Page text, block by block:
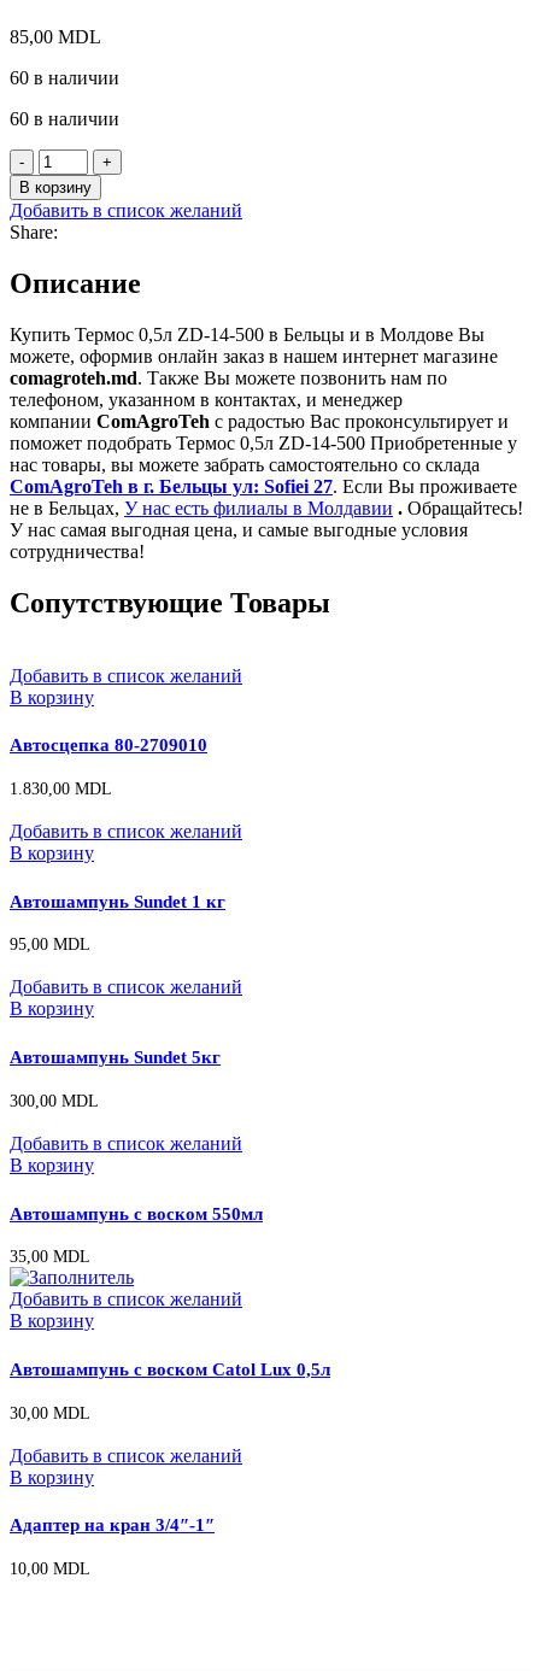
85,00 MDL
60 в наличии
60 в наличии
Количество
товара
Термос
0,5л
ZD-
500
В корзину
Добавить в список желаний
Share:
Описание
Купить Термос 0,5л ZD-14-500 в Бельцы и в Молдове Вы
можете, оформив онлайн заказ в нашем интернет магазине
comagroteh.md. Также Вы можете позвонить нам по
телефоном, указанном в контактах, и менеджер
компании ComAgroTeh с радостью Вас проконсультирует и
поможет подобрать Термос 0,5л ZD-14-500 Приобретенные у
нас товары, вы можете забрать самостоятельно со склада
ComAgroTeh в г. Бельцы ул: Sofiei 27. Если Вы проживаете
не в Бельцах, У нас есть филиалы в Молдавии . Обращайтесь!
У нас самая выгодная цена, и самые выгодные условия
сотрудничества!
Сопутствующие Товары
Добавить в список желаний
В корзину
Автосцепка 80-2709010
1.830,00 MDL
Добавить в список желаний
В корзину
Автошампунь Sundet 1 кг
95,00 MDL
Добавить в список желаний
В корзину
Автошампунь Sundet 5кг
300,00 MDL
Добавить в список желаний
В корзину
Автошампунь с воском 550мл
35,00 MDL
Добавить в список желаний
В корзину
Автошампунь с воском Catol Lux 0,5л
30,00 MDL
Добавить в список желаний
В корзину
Адаптер на кран 3/4″-1″
10,00 MDL